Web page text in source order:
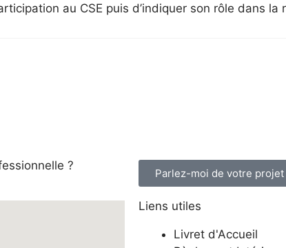
au CSE puis d’indiquer son rôle dans la
?
Parlez-moi de votre projet
Liens utiles
Livret d'Accueil